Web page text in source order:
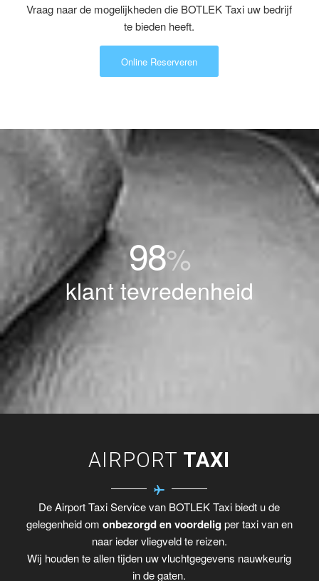
Vraag naar de mogelijkheden die BOTLEK Taxi uw bedrijf
te bieden heeft.
Online Reserveren
98%
klant tevredenheid
AIRPORT TAXI
De Airport Taxi Service van BOTLEK Taxi biedt u de
gelegenheid om onbezorgd en voordelig per taxi van en
naar ieder vliegveld te reizen.
Wij houden te allen tijden uw vluchtgegevens nauwkeurig
in de gaten.